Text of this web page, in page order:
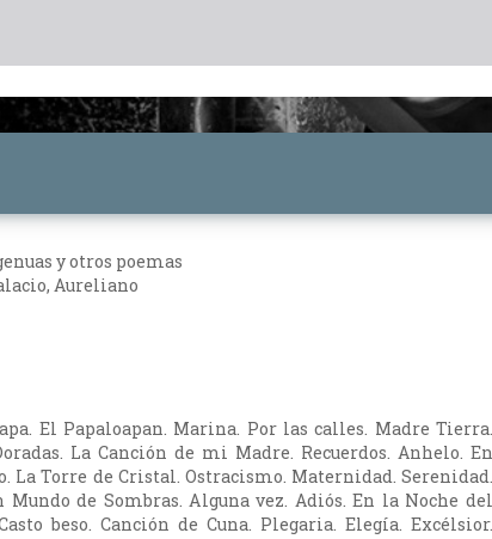
y otros poemas
Aureliano
El Papaloapan. Marina. Por las calles. Madre Tierra.
La Canción de mi Madre. Recuerdos. Anhelo. En
La Torre de Cristal. Ostracismo. Maternidad. Serenidad.
Mundo de Sombras. Alguna vez. Adiós. En la Noche del
beso. Canción de Cuna. Plegaria. Elegía. Excélsior.